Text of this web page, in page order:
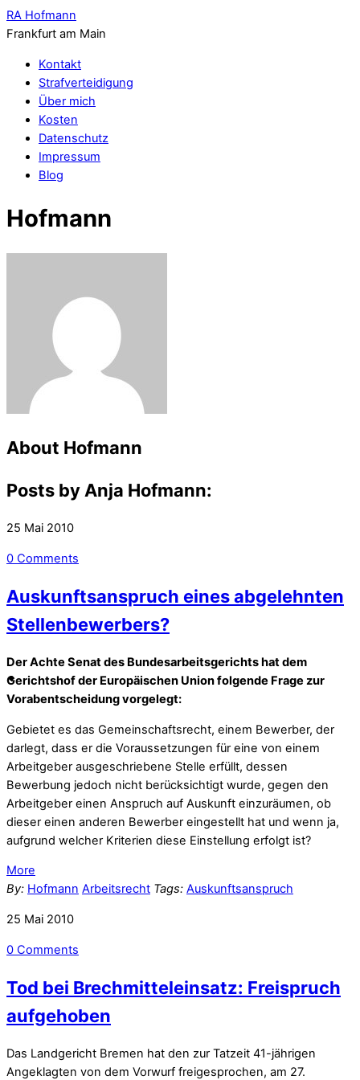
RA Hofmann
Frankfurt am Main
Kontakt
Strafverteidigung
Über mich
Kosten
Datenschutz
Impressum
Blog
Hofmann
About Hofmann
Posts by Anja Hofmann:
25 Mai 2010
0 Comments
Auskunftsanspruch eines abgelehnten
Stellenbewerbers?
Der Achte Senat des Bundesarbeitsgerichts hat dem
Gerichtshof der Europäischen Union folgende Frage zur
Vorabentscheidung vorgelegt:
Gebietet es das Gemeinschaftsrecht, einem Bewerber, der
darlegt, dass er die Voraussetzungen für eine von einem
Arbeitgeber ausgeschriebene Stelle erfüllt, dessen
Bewerbung jedoch nicht berücksichtigt wurde, gegen den
Arbeitgeber einen Anspruch auf Auskunft einzuräumen, ob
dieser einen anderen Bewerber eingestellt hat und wenn ja,
aufgrund welcher Kriterien diese Einstellung erfolgt ist?
More
By: Hofmann Arbeitsrecht Tags: Auskunftsanspruch
25 Mai 2010
0 Comments
Tod bei Brechmitteleinsatz: Freispruch
aufgehoben
Das Landgericht Bremen hat den zur Tatzeit 41-jährigen
Angeklagten von dem Vorwurf freigesprochen, am 27.